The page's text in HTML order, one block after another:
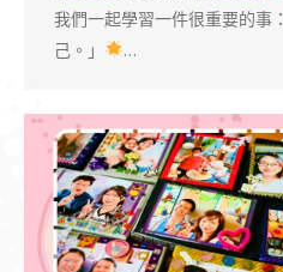
我們一起學習一件很重要的事：
己。」
…